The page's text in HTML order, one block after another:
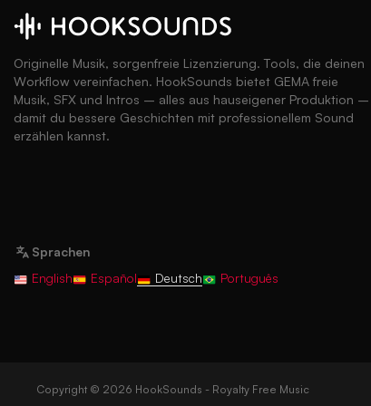
Originelle Musik, sorgenfreie Lizenzierung. Tools, die deinen
Workflow vereinfachen. HookSounds bietet GEMA freie
Musik, SFX und Intros – alles aus hauseigener Produktion –
damit du bessere Geschichten mit professionellem Sound
erzählen kannst.
Sprachen
English
Español Deutsch Português
Copyright © 2026 HookSounds - Royalty Free Music